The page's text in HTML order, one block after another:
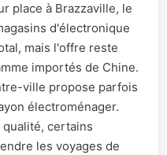
place à Brazzaville, le
d'électronique
mais l'offre reste
importés de Chine.
ville propose parfois
électroménager.
certains
les voyages de